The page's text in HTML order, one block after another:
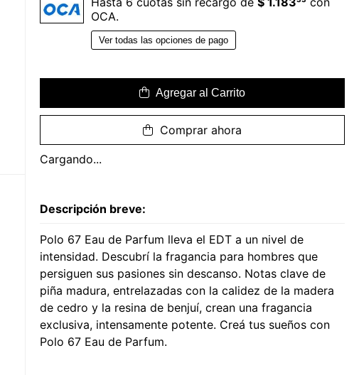
OCA.
Ver todas las opciones de pago
Agregar al Carrito
Comprar ahora
Cargando...
Descripción breve:
Polo 67 Eau de Parfum lleva el EDT a un nivel de
intensidad. Descubrí la fragancia para hombres que
persiguen sus pasiones sin descanso. Notas clave de
piña madura, entrelazadas con la calidez de la madera
de cedro y la resina de benjuí, crean una fragancia
exclusiva, intensamente potente. Creá tus sueños con
Polo 67 Eau de Parfum.